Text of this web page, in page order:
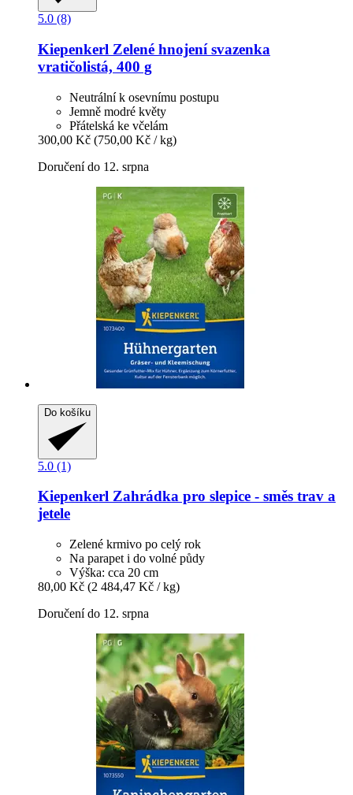
5.0 (8)
Kiepenkerl Zelené hnojení svazenka
vratičolistá, 400 g
Neutrální k osevnímu postupu
Jemně modré květy
Přátelská ke včelám
300,00 Kč (750,00 Kč / kg)
Doručení do 12. srpna
Do košíku
5.0 (1)
Kiepenkerl Zahrádka pro slepice -​ směs trav a
jetele
Zelené krmivo po celý rok
Na parapet i do volné půdy
Výška: cca 20 cm
80,00 Kč (2 484,47 Kč / kg)
Doručení do 12. srpna